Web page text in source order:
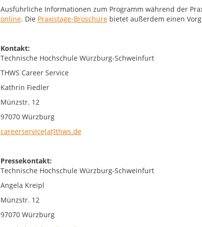
Ausführliche Informationen zum Programm während der
online. Die Praxistage-Broschürebietet außerdem einen
Kontakt:
Technische Hochschule Würzburg-Schweinfurt
THWS Career Service
Kathrin Fiedler
Münzstr. 12
97070 Würzburg
careerservice[at]thws.de
Pressekontakt:
Technische Hochschule Würzburg-Schweinfurt
Angela Kreipl
Münzstr. 12
97070 Würzburg